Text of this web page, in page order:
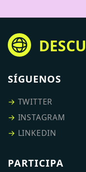
SÍGUENOS
→ TWITTER
→ INSTAGRAM
→ LINKEDIN
PARTICIPA